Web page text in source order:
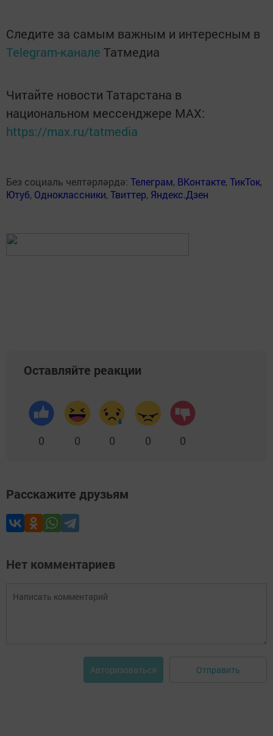
Следите за самым важным и интересным в
Telegram-канале Татмедиа
Читайте новости Татарстана в
национальном мессенджере MАХ:
https://max.ru/tatmedia
Без социаль челтәрләрдә: Телеграм, ВКонтакте,ТикТок,
Ютуб, Одноклассники,Твиттер, Яндекс.Дзен
Оставляйте реакции
0 0 0 0 0
Расскажите друзьям
Нет комментариев
Авторизоваться Отправить